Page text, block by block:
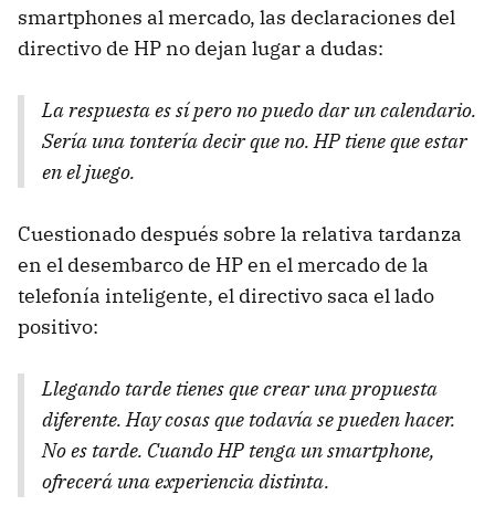
smartphones al mercado, las declaraciones del
directivo de HP no dejan lugar a dudas:
La respuesta es sí pero no puedo dar un calendario.
Sería una tontería decir que no. HP tiene que estar
en el juego.
Cuestionado después sobre la relativa tardanza
en el desembarco de HP en el mercado de la
telefonía inteligente, el directivo saca el lado
positivo:
Llegando tarde tienes que crear una propuesta
diferente. Hay cosas que todavía se pueden hacer.
No es tarde. Cuando HP tenga un smartphone,
ofrecerá una experiencia distinta.